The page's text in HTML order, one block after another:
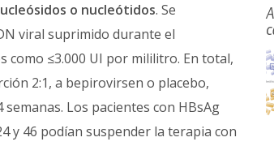
o nucleótidos. Se
viral suprimido durante el
como ≤3.000 UI por mililitro. En total,
2:1, a bepirovirsen o placebo,
Los pacientes con HBsAg
y 46 podían suspender la terapia con